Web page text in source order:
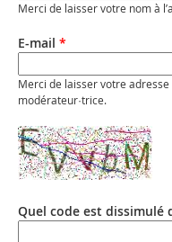
Merci de laisser votre nom à
E-mail *
Merci de laisser votre adresse
modérateur·trice.
Quel code est dissimulé